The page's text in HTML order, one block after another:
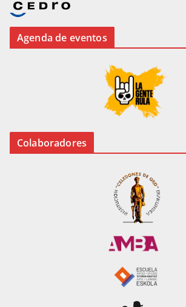
Agenda de eventos
Colaboradores